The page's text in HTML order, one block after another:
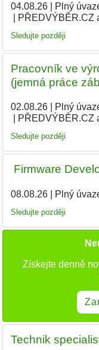
04.08.26| Plný
PŘEDVÝBĚR.CZ
Sledujte později
Pracovník ve
(jemná práce
02.08.26| Plný
PŘEDVÝBĚR.CZ
Sledujte později
Firmware
08.08.26| Plný
Sledujte později
Získejte denně
Technik